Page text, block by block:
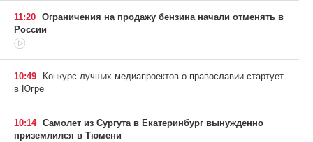
11:20 Ограничения на продажу бензина начали отменять в
России
10:49
Конкурс лучших медиапроектов о православии стартует
в Югре
10:14 Самолет из Сургута в Екатеринбург вынужденно
приземлился в Тюмени